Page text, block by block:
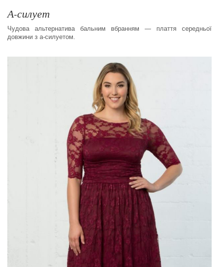
А-силует
Чудова альтернатива бальним вбранням — плаття середньої
довжини з а-силуетом.